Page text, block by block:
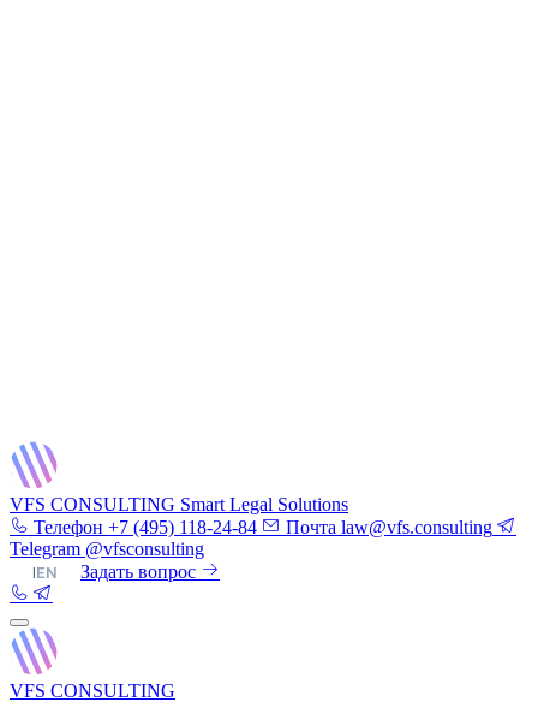
VFS CONSULTING Smart Legal Solutions
Телефон +7 (495) 118-24-84 Почта law@vfs.consulting
Telegram @vfsconsulting
|EN Задать вопрос
VFS CONSULTING